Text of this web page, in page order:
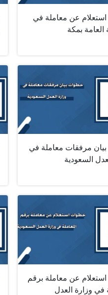
عن معاملة في
العامة بمكة
مرفقات معاملة في
السعودية
عن معاملة برقم
في وزارة العدل